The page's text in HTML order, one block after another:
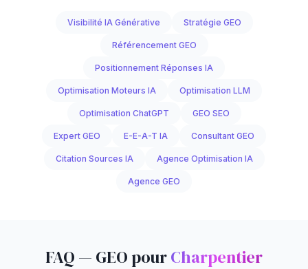
Visibilité IA Générative Stratégie GEO
Référencement GEO
Positionnement Réponses IA
Optimisation Moteurs IA Optimisation LLM
Optimisation ChatGPT GEO SEO
Expert GEO E-E-A-T IA Consultant GEO
Citation Sources IA Agence Optimisation IA
Agence GEO
FAQ — GEO pourCharpentier